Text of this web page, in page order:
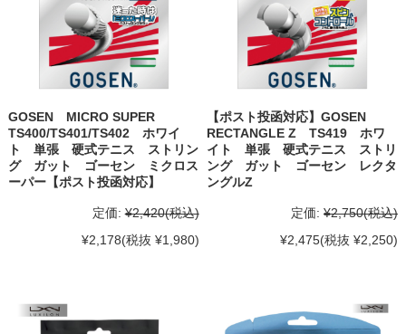
GOSEN MICRO SUPER
TS400/TS401/TS402 ホワイ
ト 単張 硬式テニス ストリン
グ ガット ゴーセン ミクロス
ーパー【ポスト投函対応】
定価: ¥2,420(税込)
¥2,178(税抜 ¥1,980)
【ポスト投函対応】GOSEN
RECTANGLE Z TS419 ホワ
イト 単張 硬式テニス ストリ
ング ガット ゴーセン レクタ
ングルZ
定価: ¥2,750(税込)
¥2,475(税抜 ¥2,250)